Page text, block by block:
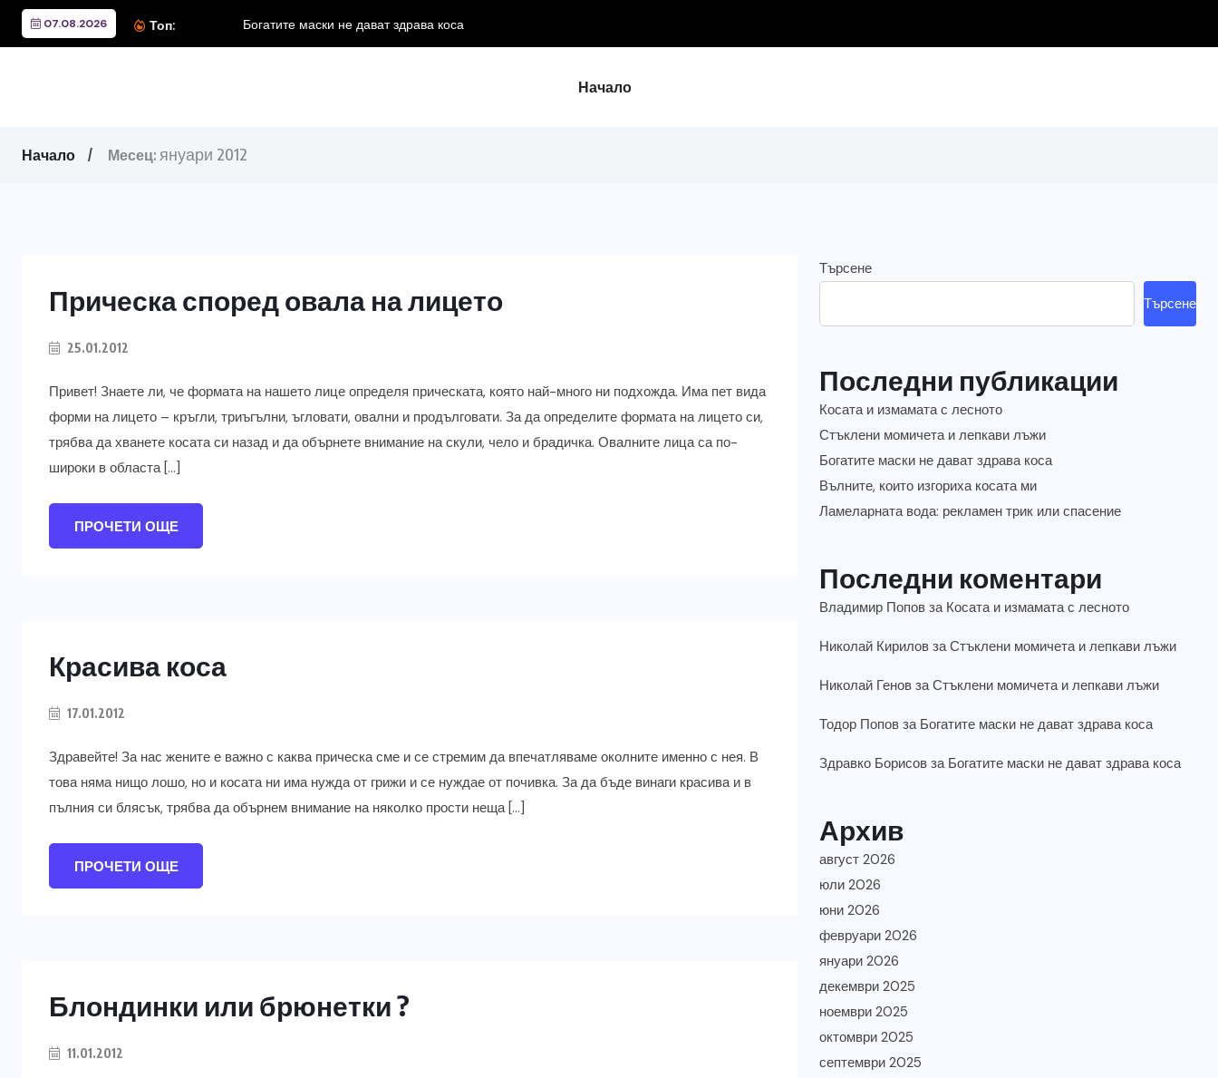
07.08.2026 Топ: Богатите маски не дават здрава коса
Начало
Начало Месец: януари 2012
Прическа според овала на лицето
25.01.2012
Привет! Знаете ли, че формата на нашето лице определя прическата, която най-много ни подхожда. Има пет вида
форми на лицето – кръгли, триъгълни, ъгловати, овални и продълговати. За да определите формата на лицето си,
трябва да хванете косата си назад и да обърнете внимание на скули, чело и брадичка. Овалните лица са по-
широки в областа […]
ПРОЧЕТИ ОЩЕ
Красива коса
17.01.2012
Здравейте! За нас жените е важно с каква прическа сме и се стремим да впечатляваме околните именно с нея. В
това няма нищо лошо, но и косата ни има нужда от грижи и се нуждае от почивка. За да бъде винаги красива и в
пълния си блясък, трябва да обърнем внимание на няколко прости неща […]
ПРОЧЕТИ ОЩЕ
Блондинки или брюнетки ?
11.01.2012
Търсене
Търсене
Последни публикации
Косата и измамата с лесното
Стъклени момичета и лепкави лъжи
Богатите маски не дават здрава коса
Вълните, които изгориха косата ми
Ламеларната вода: рекламен трик или спасение
Последни коментари
Владимир Попов за Косата и измамата с лесното
Николай Кирилов заСтъклени момичета и лепкави лъжи
Николай Генов заСтъклени момичета и лепкави лъжи
Тодор Попов за Богатите маски не дават здрава коса
Здравко Борисов за Богатите маски не дават здрава коса
Архив
август 2026
юли 2026
юни 2026
февруари 2026
януари 2026
декември 2025
ноември 2025
октомври 2025
септември 2025